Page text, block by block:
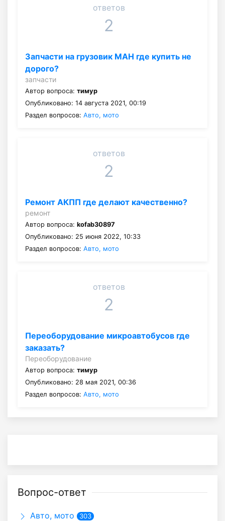
ответов
2
Запчасти на грузовик МАН где купить не
дорого?
запчасти
Автор вопроса: тимур
Опубликовано: 14 августа 2021, 00:19
Раздел вопросов: Авто, мото
ответов
2
Ремонт АКПП где делают качественно?
ремонт
Автор вопроса: kofab30897
Опубликовано: 25 июня 2022, 10:33
Раздел вопросов: Авто, мото
ответов
2
Переоборудование микроавтобусов где
заказать?
Переоборудование
Автор вопроса: тимур
Опубликовано: 28 мая 2021, 00:36
Раздел вопросов: Авто, мото
Вопрос-ответ
Авто, мото 303